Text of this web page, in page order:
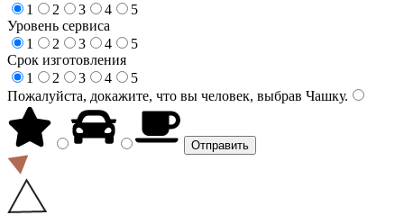
1
2 3 4
5
Уровень сервиса
1
2 3 4
5
Срок изготовления
1
2 3 4
5
Пожалуйста, докажите, что вы человек, выбрав Чашку.